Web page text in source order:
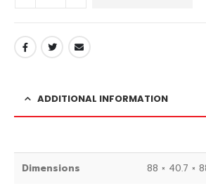
ADDITIONAL INFORMATION
Dimensions 88 × 40.7 ×